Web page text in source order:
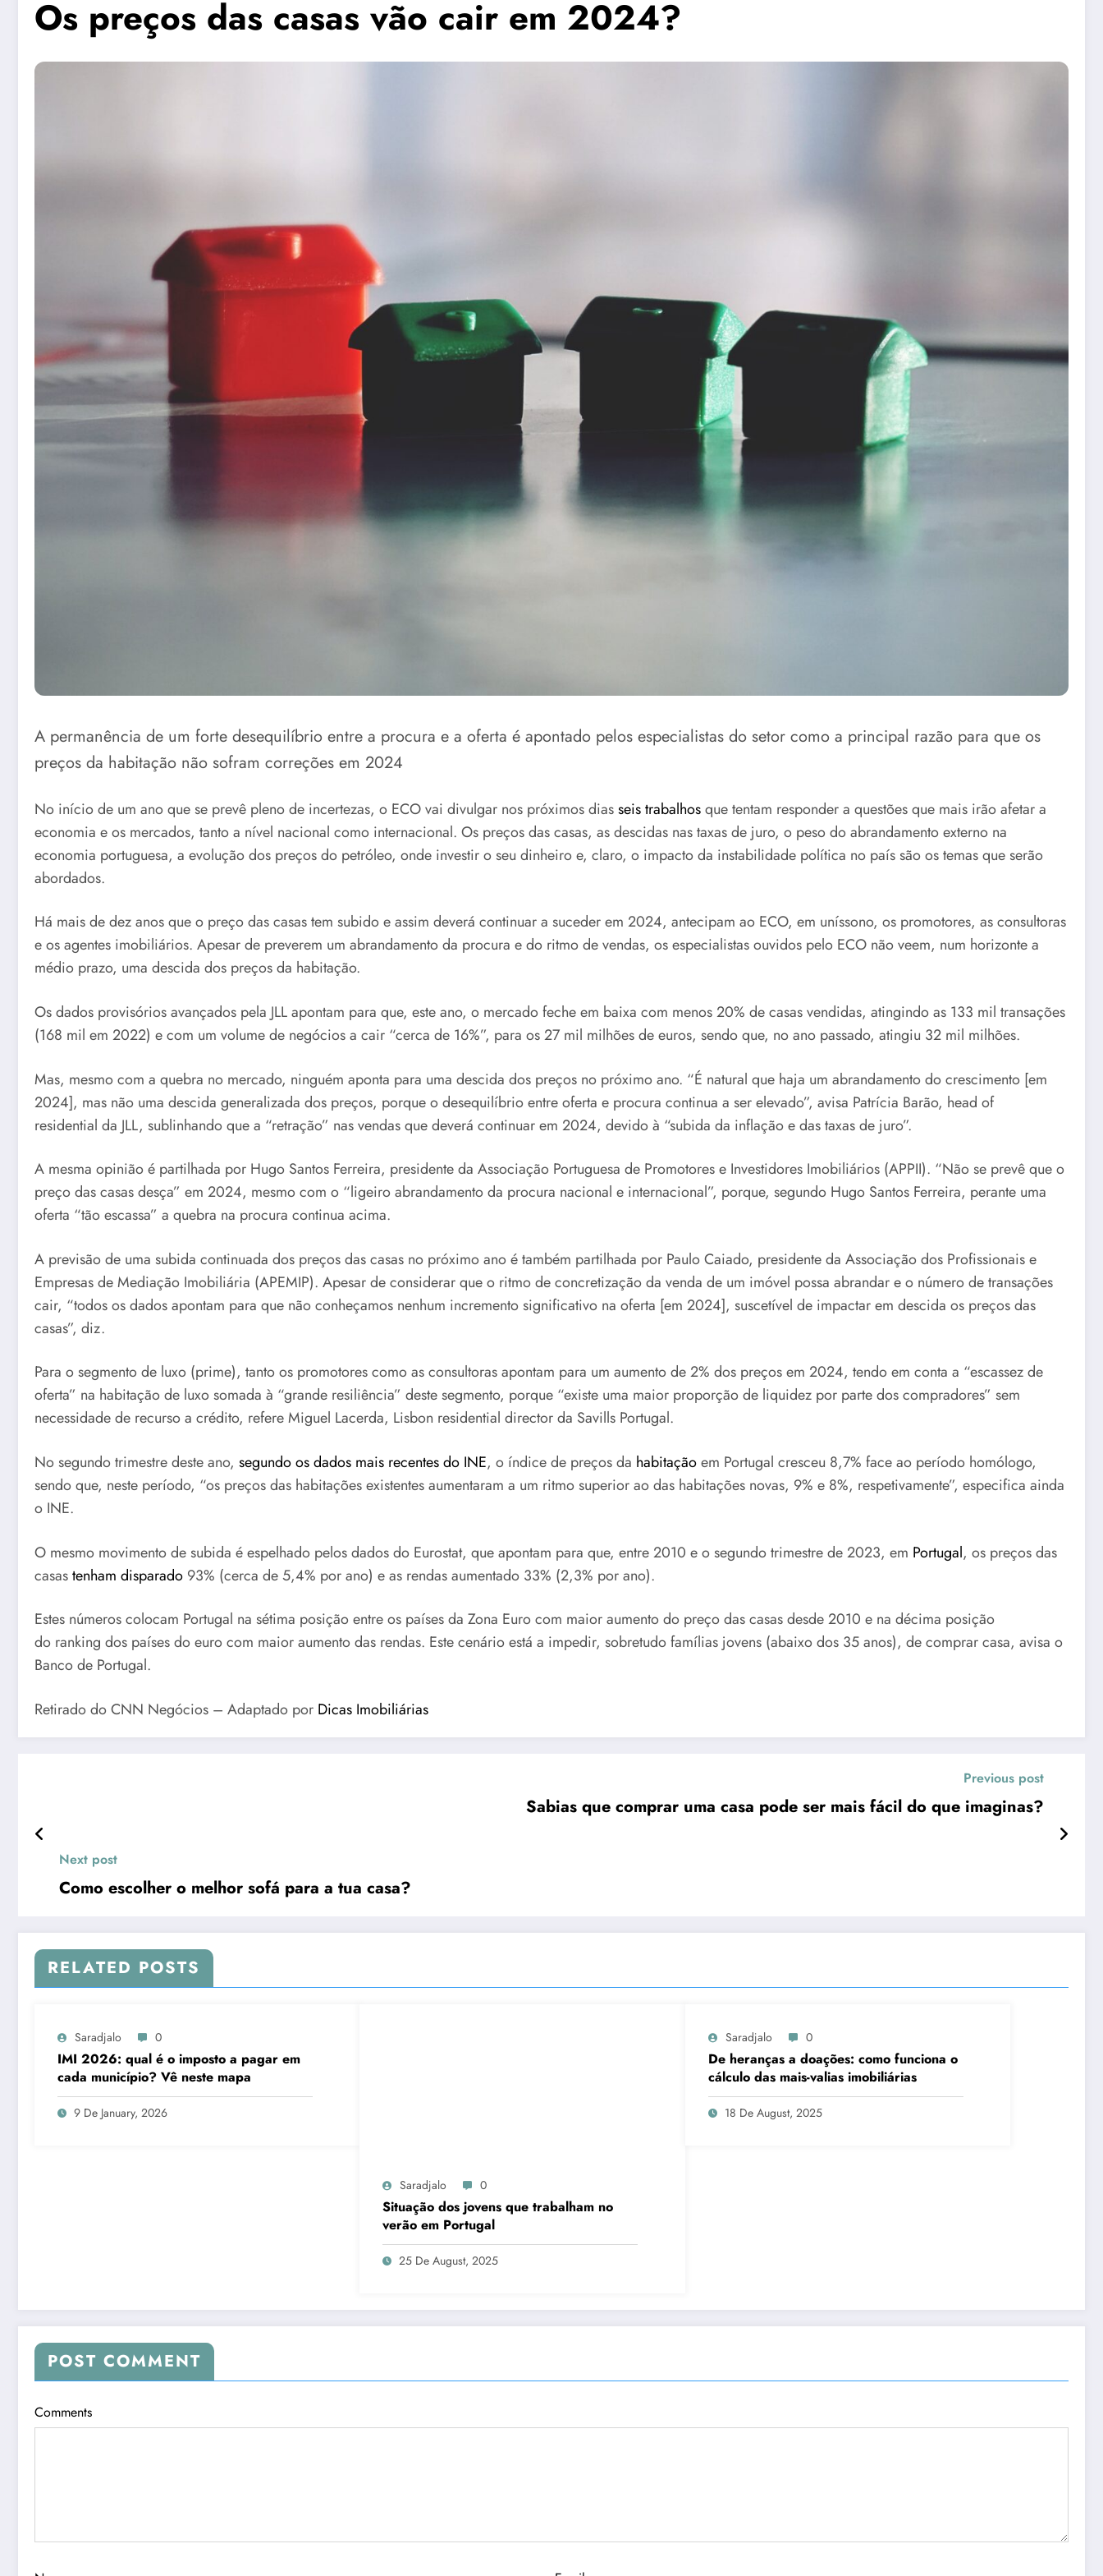
Os preços das casas vão cair em 2024?
A permanência de um forte desequilíbrio entre a procura e a oferta é apontado pelos especialistas do setor como a principal razão para que os
preços da habitação não sofram correções em 2024
No início de um ano que se prevê pleno de incertezas, o ECO vai divulgar nos próximos diasseis trabalhosque tentam responder a questões que mais irão afetar a
economia e os mercados, tanto a nível nacional como internacional. Os preços das casas, as descidas nas taxas de juro, o peso do abrandamento externo na
economia portuguesa, a evolução dos preços do petróleo, onde investir o seu dinheiro e, claro, o impacto da instabilidade política no país são os temas que serão
abordados.
Há mais de dez anos que o preço das casas tem subido e assim deverá continuar a suceder em 2024, antecipam ao ECO, em uníssono, os promotores, as consultoras
e os agentes imobiliários. Apesar de preverem um abrandamento da procura e do ritmo de vendas, os especialistas ouvidos pelo ECO não veem, num horizonte a
médio prazo, uma descida dos preços da habitação.
Os dados provisórios avançados pela JLL apontam para que, este ano, o mercado feche em baixa com menos 20% de casas vendidas, atingindo as 133 mil transações
(168 mil em 2022) e com um volume de negócios a cair “cerca de 16%”, para os 27 mil milhões de euros, sendo que, no ano passado, atingiu 32 mil milhões.
Mas, mesmo com a quebra no mercado, ninguém aponta para uma descida dos preços no próximo ano. “É natural que haja um abrandamento do crescimento [em
2024], mas não uma descida generalizada dos preços, porque o desequilíbrio entre oferta e procura continua a ser elevado”, avisa Patrícia Barão, head of
residential da JLL, sublinhando que a “retração” nas vendas que deverá continuar em 2024, devido à “subida da inflação e das taxas de juro”.
A mesma opinião é partilhada por Hugo Santos Ferreira, presidente da Associação Portuguesa de Promotores e Investidores Imobiliários (APPII). “Não se prevê que o
preço das casas desça” em 2024, mesmo com o “ligeiro abrandamento da procura nacional e internacional”, porque, segundo Hugo Santos Ferreira, perante uma
oferta “tão escassa” a quebra na procura continua acima.
A previsão de uma subida continuada dos preços das casas no próximo ano é também partilhada por Paulo Caiado, presidente da Associação dos Profissionais e
Empresas de Mediação Imobiliária (APEMIP). Apesar de considerar que o ritmo de concretização da venda de um imóvel possa abrandar e o número de transações
cair, “todos os dados apontam para que não conheçamos nenhum incremento significativo na oferta [em 2024], suscetível de impactar em descida os preços das
casas”, diz.
Para o segmento de luxo (prime), tanto os promotores como as consultoras apontam para um aumento de 2% dos preços em 2024, tendo em conta a “escassez de
oferta” na habitação de luxo somada à “grande resiliência” deste segmento, porque “existe uma maior proporção de liquidez por parte dos compradores” sem
necessidade de recurso a crédito, refere Miguel Lacerda, Lisbon residential director da Savills Portugal.
No segundo trimestre deste ano, segundo os dados mais recentes do INE, o índice de preços da habitaçãoem Portugal cresceu 8,7% face ao período homólogo,
sendo que, neste período, “os preços das habitações existentes aumentaram a um ritmo superior ao das habitações novas, 9% e 8%, respetivamente”, especifica ainda
o INE.
O mesmo movimento de subida é espelhado pelos dados do Eurostat, que apontam para que, entre 2010 e o segundo trimestre de 2023, em Portugal, os preços das
casastenham disparado 93% (cerca de 5,4% por ano) e as rendas aumentado 33% (2,3% por ano).
Estes números colocam Portugal na sétima posição entre os países da Zona Euro com maior aumento do preço das casas desde 2010 e na décima posição
do ranking dos países do euro com maior aumento das rendas. Este cenário está a impedir, sobretudo famílias jovens (abaixo dos 35 anos), de comprar casa, avisa o
Banco de Portugal.
Retirado do CNN Negócios – Adaptado por Dicas Imobiliárias
Previous post
Sabias que comprar uma casa pode ser mais fácil do que imaginas?
Next post
Como escolher o melhor sofá para a tua casa?
RELATED POSTS
Saradjalo 0
IMI 2026: qual é o imposto a pagar em
cada município? Vê neste mapa
9 De January, 2026
Saradjalo 0
Situação dos jovens que trabalham no
verão em Portugal
25 De August, 2025
Saradjalo 0
De heranças a doações: como funciona o
cálculo das mais-valias imobiliárias
18 De August, 2025
POST COMMENT
Comments